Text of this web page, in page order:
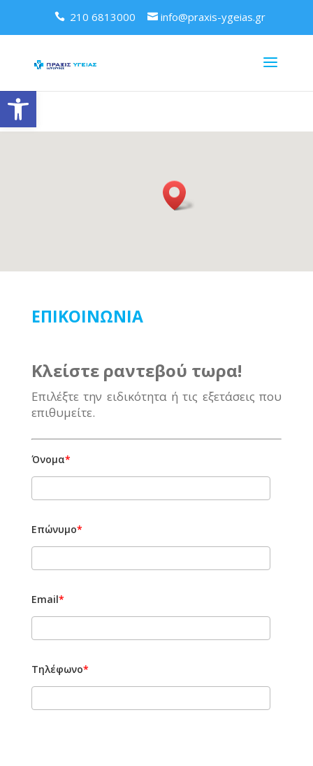
Ανοίξτε τη γραμμή εργαλείων
210 6813000 info@praxis-ygeias.gr
ΕΠΙΚΟΙΝΩΝΙΑ
Κλείστε ραντεβού τωρα!
Επιλέξτε την ειδικότητα ή τις εξετάσεις που
επιθυμείτε.
Όνομα*
Επώνυμο*
Email*
Τηλέφωνο*